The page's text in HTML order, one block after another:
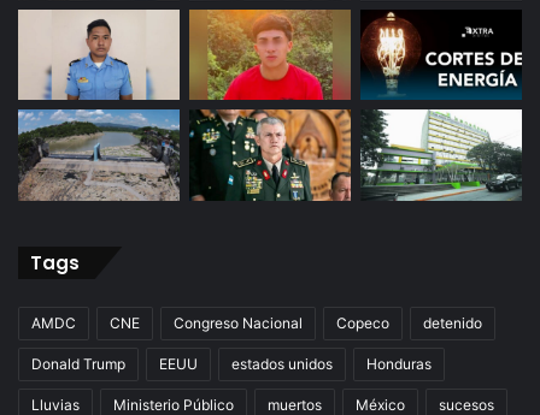
Tags
AMDC CNE Congreso Nacional Copeco detenido
Donald Trump EEUU estados unidos Honduras
Lluvias Ministerio Público muertos México sucesos